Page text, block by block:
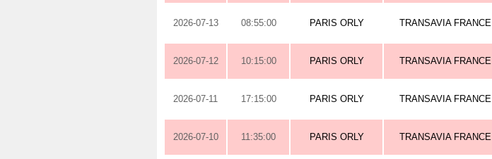
2026-07-13 08:55:00 PARIS ORLY TRANSAVIA FRANCE
2026-07-12 10:15:00 PARIS ORLY TRANSAVIA FRANCE
2026-07-11 17:15:00 PARIS ORLY TRANSAVIA FRANCE
2026-07-10 11:35:00 PARIS ORLY TRANSAVIA FRANCE